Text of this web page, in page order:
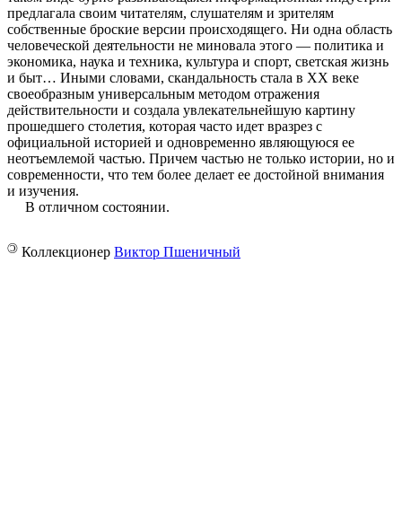
предлагала своим читателям, слушателям и зрителям
собственные броские версии происходящего. Ни одна область
человеческой деятельности не миновала этого — политика и
экономика, наука и техника, культура и спорт, светская жизнь
и быт… Иными словами, скандальность стала в ХХ веке
своеобразным универсальным методом отражения
действительности и создала увлекательнейшую картину
прошедшего столетия, которая часто идет вразрез с
официальной историей и одновременно являющуюся ее
неотъемлемой частью. Причем частью не только истории, но и
современности, что тем более делает ее достойной внимания
и изучения.
В отличном состоянии.
© Коллекционер Виктор Пшеничный